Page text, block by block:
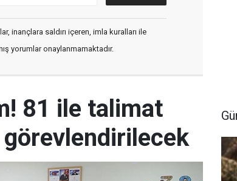
inançlara saldırı içeren, imla kuralları ile
yorumlar onaylanmamaktadır.
81 ile talimat